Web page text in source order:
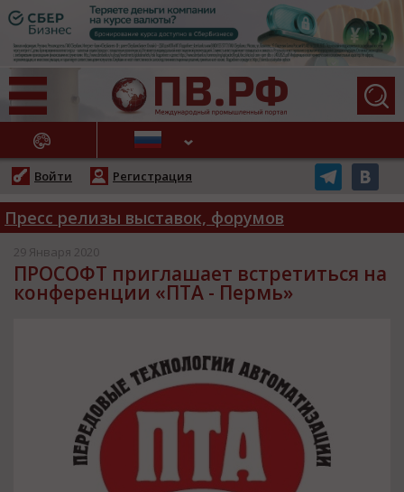
НОВОСТИ
Войти Регистрация
Пресс релизы выставок, форумов
29 Января 2020
ПРОСОФТ приглашает встретиться на
конференции «ПТА - Пермь»